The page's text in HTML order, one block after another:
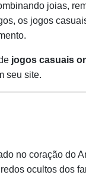
joias,
os jogos
jogos casuais
seu site.
no coração do
ocultos dos